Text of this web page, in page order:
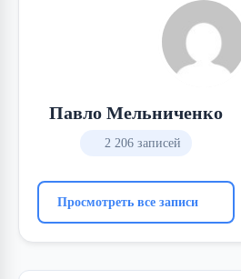
Павло Мельниченко
2 206 записей
Просмотреть все записи